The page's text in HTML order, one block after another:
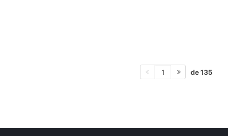
1 de 135